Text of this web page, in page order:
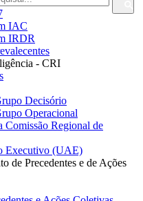
IAC
IRDR
- CRI
Decisório
Operacional
Comissão Regional de
Executivo (UAE)
de Precedentes e de Ações